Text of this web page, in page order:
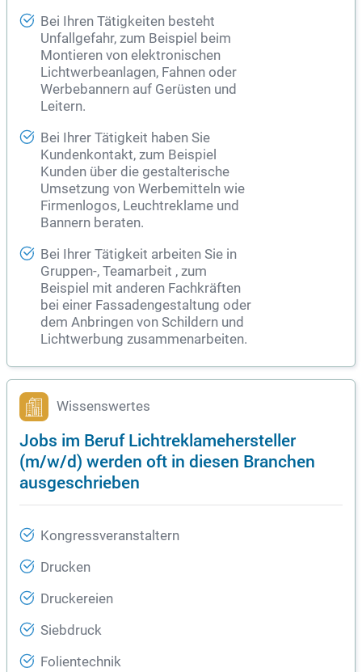
Bei Ihren Tätigkeiten besteht
Unfallgefahr, zum Beispiel beim
Montieren von elektronischen
Lichtwerbeanlagen, Fahnen oder
Werbebannern auf Gerüsten und
Leitern.
Bei Ihrer Tätigkeit haben Sie
Kundenkontakt, zum Beispiel
Kunden über die gestalterische
Umsetzung von Werbemitteln wie
Firmenlogos, Leuchtreklame und
Bannern beraten.
Bei Ihrer Tätigkeit arbeiten Sie in
Gruppen-, Teamarbeit , zum
Beispiel mit anderen Fachkräften
bei einer Fassadengestaltung oder
dem Anbringen von Schildern und
Lichtwerbung zusammenarbeiten.
Wissenswertes
Jobs im Beruf Lichtreklamehersteller
(m/w/d) werden oft in diesen Branchen
ausgeschrieben
Kongressveranstaltern
Drucken
Druckereien
Siebdruck
Folientechnik